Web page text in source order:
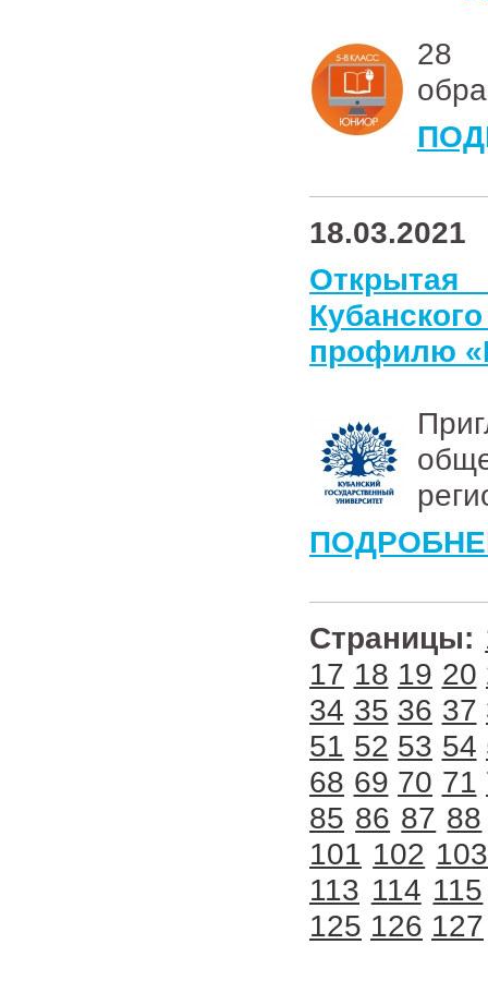
28
18.03.2021
профилю
Страницы:
17 18 19 20
34 35 36 37
51 52 53 54
68 69 70 71
85 86 87 88
101 102 103
113 114 115
125 126 127